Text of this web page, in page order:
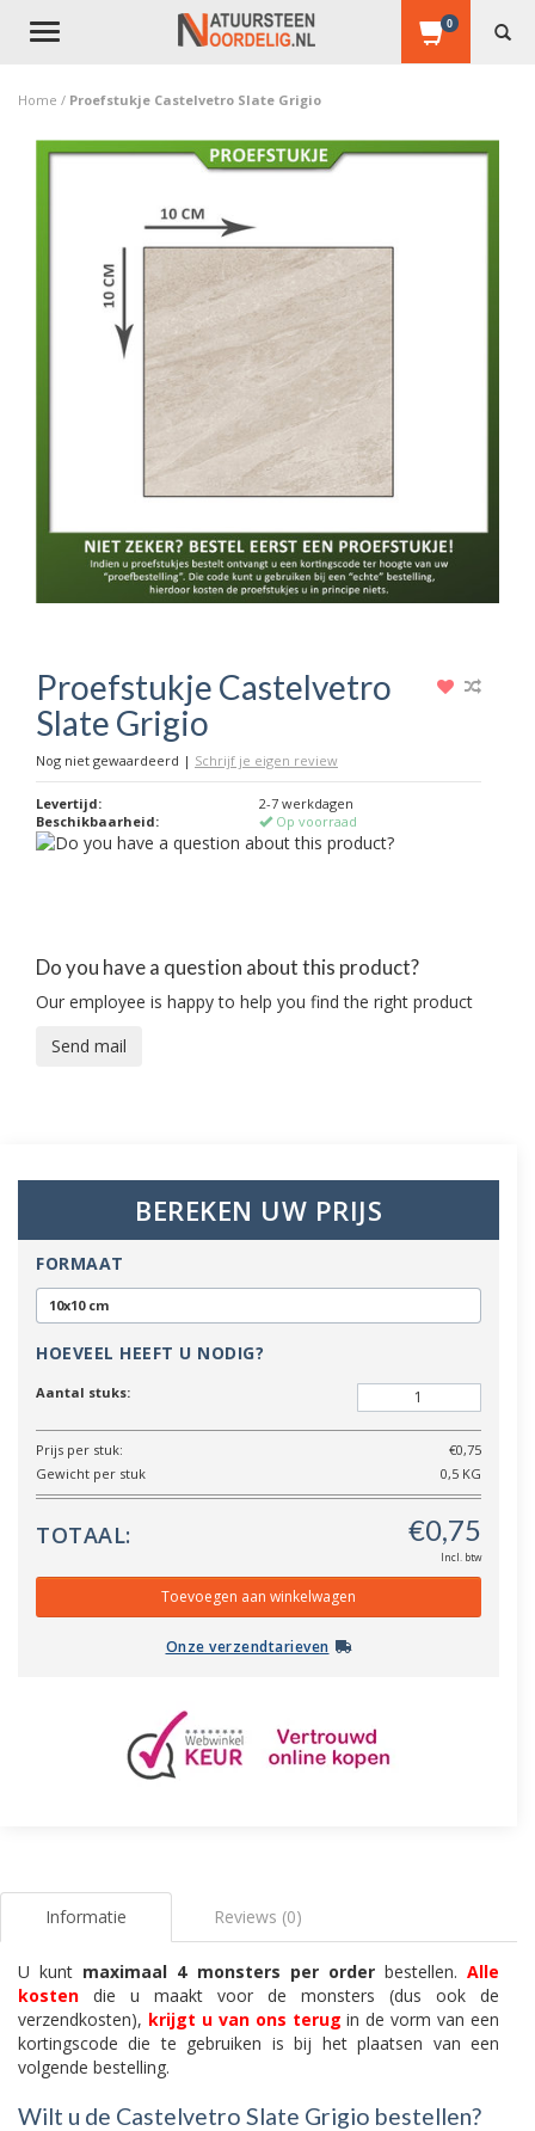
Toggle
0
Home / Proefstukje Castelvetro Slate Grigio
Proefstukje Castelvetro
Slate Grigio
Nog niet gewaardeerd | Schrijf je eigen review
Levertijd:
2-7 werkdagen
Beschikbaarheid:
Op voorraad
Do you have a question about this product?
Our employee is happy to help you find the right product
Send mail
BEREKEN UW PRIJS
FORMAAT
10x10 cm
HOEVEEL HEEFT U NODIG?
Aantal stuks:
Prijs per stuk:
€0,75
Gewicht per stuk
0,5 KG
TOTAAL:
Incl. btw
Onze verzendtarieven
Informatie Reviews (0)
U kunt maximaal 4 monsters per order bestellen. Alle
kosten die u maakt voor de monsters (dus ook de
verzendkosten), krijgt u van ons terug in de vorm van een
kortingscode die te gebruiken is bij het plaatsen van een
volgende bestelling.
Wilt u de Castelvetro Slate Grigio bestellen?